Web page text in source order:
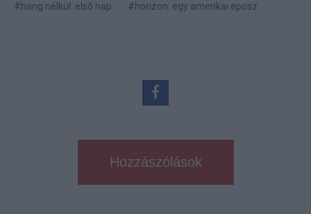
#hang nélkül: első nap
#horizon: egy amerikai eposz
Hozzászólások